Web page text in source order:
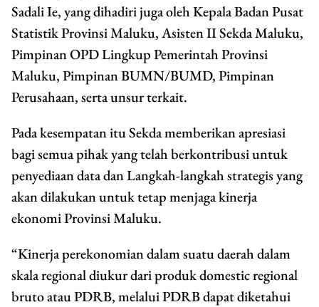
Sadali Ie, yang dihadiri juga oleh Kepala Badan Pusat
Statistik Provinsi Maluku, Asisten II Sekda Maluku,
Pimpinan OPD Lingkup Pemerintah Provinsi
Maluku, Pimpinan BUMN/BUMD, Pimpinan
Perusahaan, serta unsur terkait.
Pada kesempatan itu Sekda memberikan apresiasi
bagi semua pihak yang telah berkontribusi untuk
penyediaan data dan Langkah-langkah strategis yang
akan dilakukan untuk tetap menjaga kinerja
ekonomi Provinsi Maluku.
“Kinerja perekonomian dalam suatu daerah dalam
skala regional diukur dari produk domestic regional
bruto atau PDRB, melalui PDRB dapat diketahui